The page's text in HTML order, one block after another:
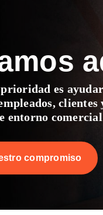
es
clientes
entorno
compromiso